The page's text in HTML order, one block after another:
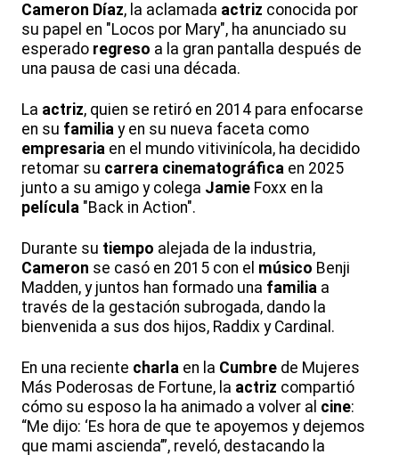
Cameron Díaz, la aclamada actriz conocida por
su papel en "Locos por Mary", ha anunciado su
esperado regreso a la gran pantalla después de
una pausa de casi una década.
La actriz, quien se retiró en 2014 para enfocarse
en su familia y en su nueva faceta como
empresaria en el mundo vitivinícola, ha decidido
retomar su carrera cinematográfica en 2025
junto a su amigo y colega Jamie Foxx en la
película "Back in Action".
Durante su tiempo alejada de la industria,
Cameron se casó en 2015 con el músico Benji
Madden, y juntos han formado una familia a
través de la gestación subrogada, dando la
bienvenida a sus dos hijos, Raddix y Cardinal.
En una reciente charla en la Cumbre de Mujeres
Más Poderosas de Fortune, la actriz compartió
cómo su esposo la ha animado a volver al cine:
“Me dijo: ‘Es hora de que te apoyemos y dejemos
que mami ascienda’”, reveló, destacando la